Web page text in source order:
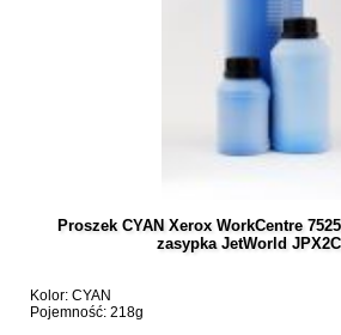
Proszek CYAN Xerox WorkCentre
zasypka JetWorld
Kolor: CYAN
Pojemność: 218g